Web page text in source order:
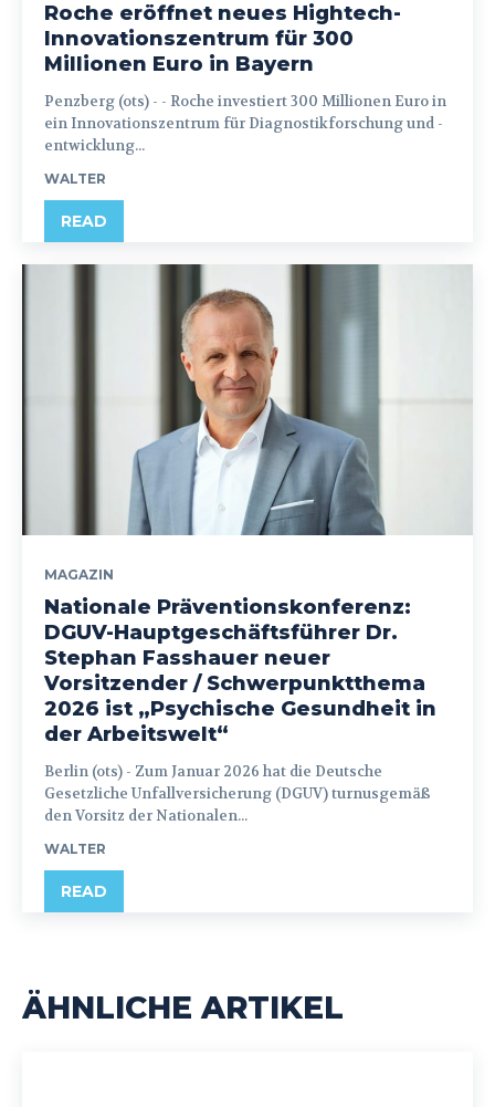
Roche eröffnet neues Hightech-
Innovationszentrum für 300
Millionen Euro in Bayern
Penzberg (ots) - - Roche investiert 300 Millionen Euro in
ein Innovationszentrum für Diagnostikforschung und -
entwicklung...
WALTER
READ
MAGAZIN
Nationale Präventionskonferenz:
DGUV-Hauptgeschäftsführer Dr.
Stephan Fasshauer neuer
Vorsitzender / Schwerpunktthema
2026 ist „Psychische Gesundheit in
der Arbeitswelt“
Berlin (ots) - Zum Januar 2026 hat die Deutsche
Gesetzliche Unfallversicherung (DGUV) turnusgemäß
den Vorsitz der Nationalen...
WALTER
READ
ÄHNLICHE ARTIKEL